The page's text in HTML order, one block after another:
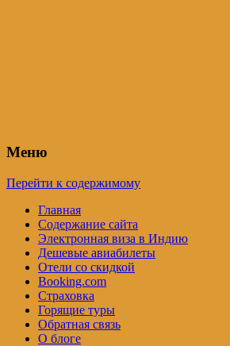
Меню
Перейти к содержимому
Главная
Содержание сайта
Электронная виза в Индию
Дешевые авиабилеты
Отели со скидкой
Booking.com
Страховка
Горящие туры
Обратная связь
О блоге